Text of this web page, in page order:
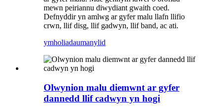
mewn peiriannu diwydiant gwaith coed.
Defnyddir yn amlwg ar gyfer malu llafn llifio
crwn, llif disg, llif gadwyn, llif band, ac ati.
ymholiadaumanylid
Olwynion malu diemwnt ar gyfer
dannedd llif cadwyn yn hogi